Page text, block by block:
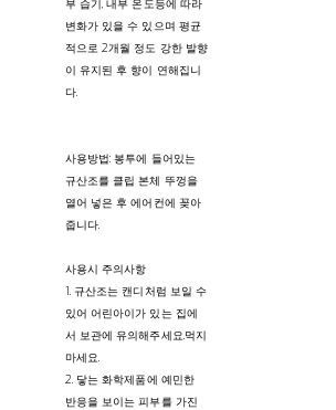
부 습기, 내부 온도등에 따라
변화가 있을 수 있으며 평균
적으로 2개월 정도 강한 발향
이 유지된 후 향이 연해집니
다.
사용방법: 봉투에 들어있는
규산조를 클립 본체 뚜껑을
열어 넣은 후 에어컨에 꽂아
줍니다.
사용시 주의사항
1. 규산조는 캔디처럼 보일 수
있어 어린아이가 있는 집에
서 보관에 유의해주세요.먹지
마세요.
2. 닿는 화학제품에 예민한
반응을 보이는 피부를 가진